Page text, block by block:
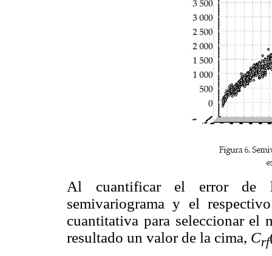
Al cuantificar el error de
semivariograma y el
cuantitativa para seleccionar el
resultado un valor de la cima, Crf